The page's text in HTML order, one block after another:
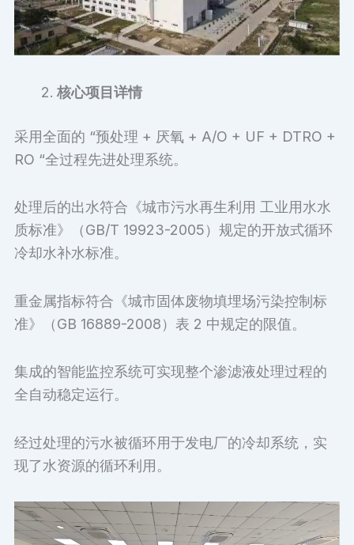
核心项目详情
采用全面的 “预处理 + 厌氧 + A/O + UF + DTRO +
RO “全过程先进处理系统。
处理后的出水符合《城市污水再生利用 工业用水水
质标准》（GB/T 19923-2005）规定的开放式循环
冷却水补水标准。
重金属指标符合《城市固体废物填埋场污染控制标
准》（GB 16889-2008）表 2 中规定的限值。
集成的智能监控系统可实现整个渗滤液处理过程的
全自动稳定运行。
经过处理的污水被循环用于发电厂的冷却系统，实
现了水资源的循环利用。